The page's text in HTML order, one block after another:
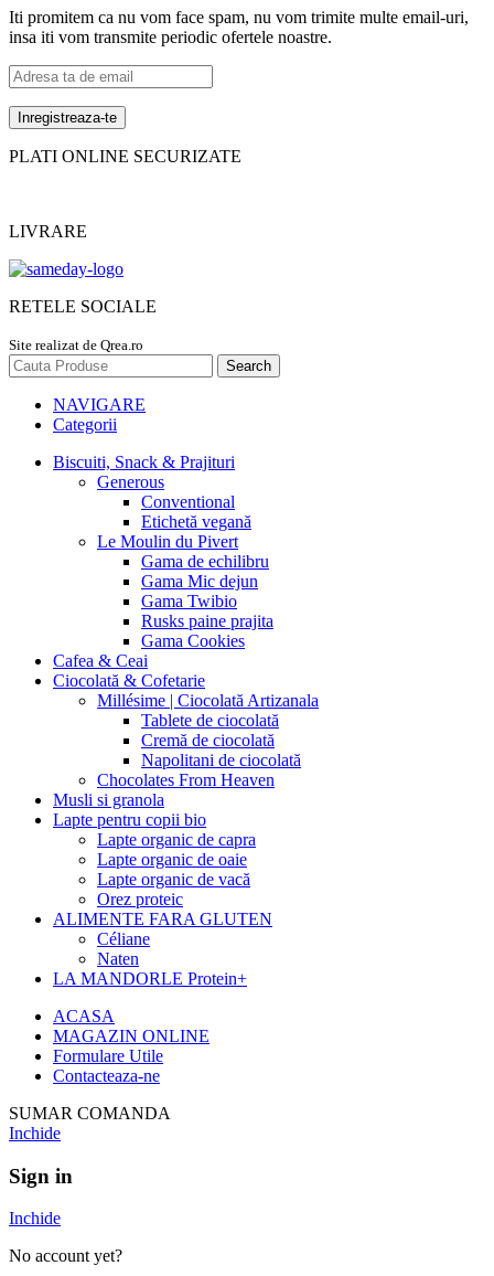
Iti promitem ca nu vom face spam, nu vom trimite multe email-uri,
insa iti vom transmite periodic ofertele noastre.
PLATI ONLINE SECURIZATE
LIVRARE
RETELE SOCIALE
Site realizat de Qrea.ro
Search
NAVIGARE
Categorii
Biscuiti, Snack & Prajituri
Generous
Conventional
Etichetă vegană
Le Moulin du Pivert
Gama de echilibru
Gama Mic dejun
Gama Twibio
Rusks paine prajita
Gama Cookies
Cafea & Ceai
Ciocolată & Cofetarie
Millésime | Ciocolată Artizanala
Tablete de ciocolată
Cremă de ciocolată
Napolitani de ciocolată
Chocolates From Heaven
Musli si granola
Lapte pentru copii bio
Lapte organic de capra
Lapte organic de oaie
Lapte organic de vacă
Orez proteic
ALIMENTE FARA GLUTEN
Céliane
Naten
LA MANDORLE Protein+
ACASA
MAGAZIN ONLINE
Formulare Utile
Contacteaza-ne
SUMAR COMANDA
Inchide
Sign in
Inchide
No account yet?